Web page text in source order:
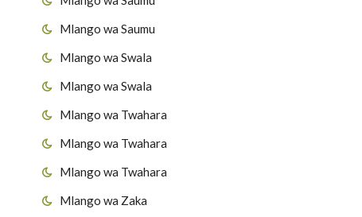
Mlango wa Saumu
Mlango wa Swala
Mlango wa Swala
Mlango wa Twahara
Mlango wa Twahara
Mlango wa Twahara
Mlango wa Zaka